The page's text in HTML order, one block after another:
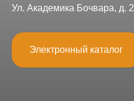
Ул. Академика Бочвара, д. 2
Электронный каталог